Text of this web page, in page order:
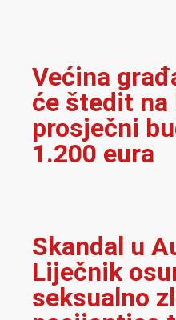
Većina
će štedit na
prosječni
1.200 eura
Skandal u
Liječnik
seksualno